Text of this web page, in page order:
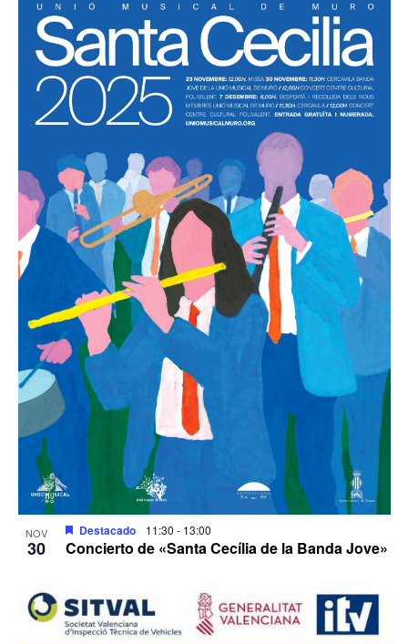
NOV
30 Concierto de «Santa Cecília de la Banda Jove»
Destacado 11:30 - 13:00